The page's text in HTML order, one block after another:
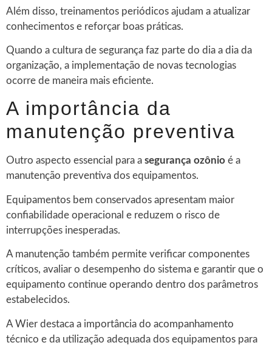
Além disso, treinamentos periódicos ajudam a atualizar
conhecimentos e reforçar boas práticas.
Quando a cultura de segurança faz parte do dia a dia da
organização, a implementação de novas tecnologias
ocorre de maneira mais eficiente.
A importância da
manutenção preventiva
Outro aspecto essencial para a segurança ozônio é a
manutenção preventiva dos equipamentos.
Equipamentos bem conservados apresentam maior
confiabilidade operacional e reduzem o risco de
interrupções inesperadas.
A manutenção também permite verificar componentes
críticos, avaliar o desempenho do sistema e garantir que o
equipamento continue operando dentro dos parâmetros
estabelecidos.
A Wier destaca a importância do acompanhamento
técnico e da utilização adequada dos equipamentos para